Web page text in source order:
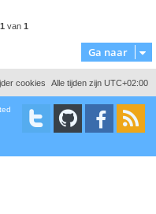
1 van 1
Ga naar
Alle tijden zijn UTC+02:00
cookies